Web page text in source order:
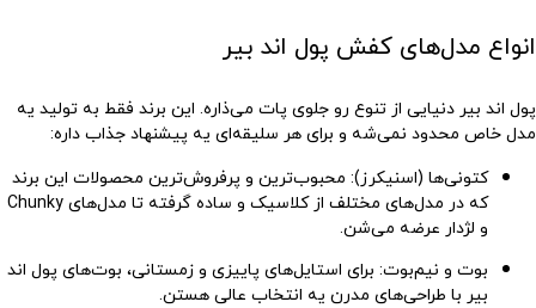
انواع مدل‌های کفش پول اند بیر
پول اند بیر دنیایی از تنوع رو جلوی پات می‌ذاره. این برند فقط به تولید یه
مدل خاص محدود نمی‌شه و برای هر سلیقه‌ای یه پیشنهاد جذاب داره:
کتونی‌ها (اسنیکرز): محبوب‌ترین و پرفروش‌ترین محصولات این برند
که در مدل‌های مختلف از کلاسیک و ساده گرفته تا مدل‌های Chunky
و لژدار عرضه می‌شن.
بوت و نیم‌بوت: برای استایل‌های پاییزی و زمستانی، بوت‌های پول اند
بیر با طراحی‌های مدرن یه انتخاب عالی هستن.